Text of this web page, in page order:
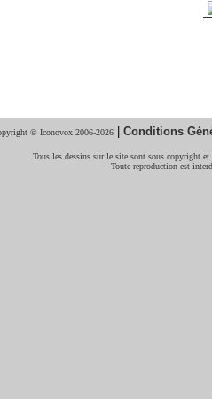
© Iconovox 2006-2026 | Conditions
Tous les dessins sur le site sont sous copyright et
Toute reproduction est